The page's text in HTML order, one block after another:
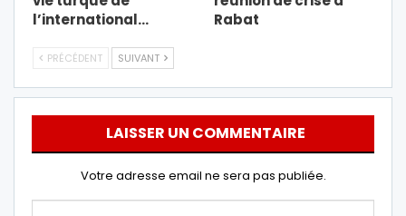
l’international…
Rabat
PRÉCÉDENT SUIVANT
LAISSER UN COMMENTAIRE
Votre adresse email ne sera pas publiée.